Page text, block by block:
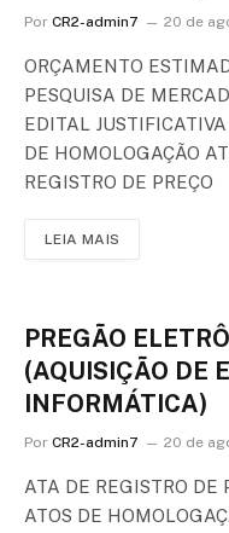
Por CR2-admin7 20 de
ORÇAMENTO
PESQUISA DE
EDITAL
DE HOMOLOGAÇÃO
REGISTRO DE PREÇO
LEIA MAIS
PREGÃO
(AQUISIÇÃO DE
INFORMÁTICA)
Por CR2-admin7 20 de
ATA DE REGISTRO DE
ATOS DE